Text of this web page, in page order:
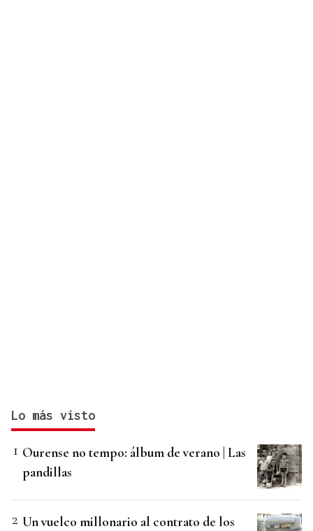
Lo más visto
Ourense no tempo: álbum de verano | Las
pandillas
Un vuelco millonario al contrato de los